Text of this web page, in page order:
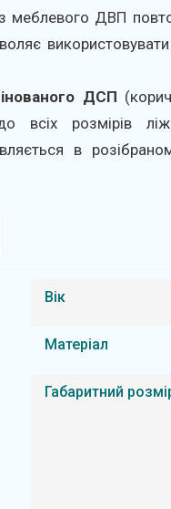
з меблевого ДВП
використовувати
ДСП
до всіх розмірів
в
Вік
Матеріал
Габаритний